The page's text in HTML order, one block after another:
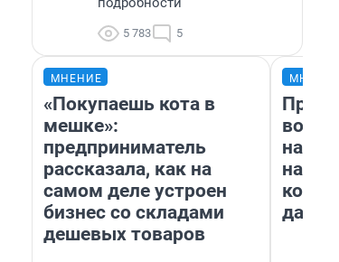
5 783 5
МНЕНИЕ
«Покупаешь кота в
мешке»:
предприниматель
рассказала, как на
самом деле устроен
бизнес со складами
дешевых товаров
нам
даже